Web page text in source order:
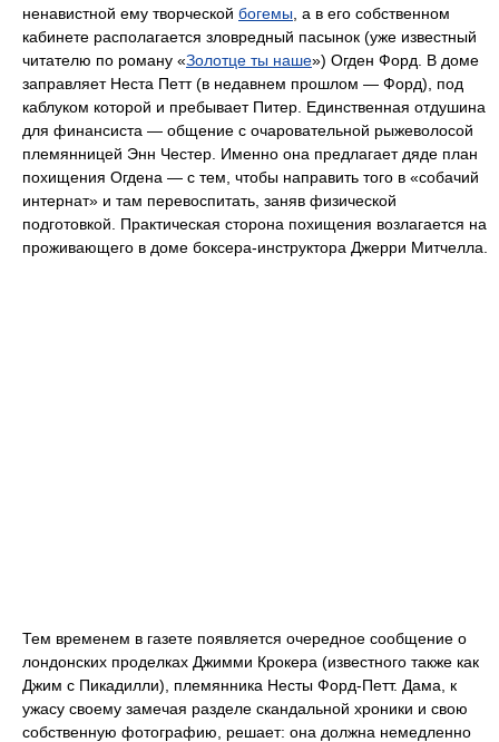
ненавистной ему творческой богемы , а в его собственном
кабинете располагается зловредный пасынок (уже известный
читателю по роману «Золотце ты наше») Огден Форд. В доме
заправляет Неста Петт (в недавнем прошлом — Форд), под
каблуком которой и пребывает Питер. Единственная отдушина
для финансиста — общение с очаровательной рыжеволосой
племянницей Энн Честер. Именно она предлагает дяде план
похищения Огдена — с тем, чтобы направить того в «собачий
интернат» и там перевоспитать, заняв физической
подготовкой. Практическая сторона похищения возлагается на
проживающего в доме боксера-инструктора Джерри Митчелла.
Тем временем в газете появляется очередное сообщение о
лондонских проделках Джимми Крокера (известного также как
Джим с Пикадилли), племянника Несты Форд-Петт. Дама, к
ужасу своему замечая разделе скандальной хроники и свою
собственную фотографию, решает: она должна немедленно